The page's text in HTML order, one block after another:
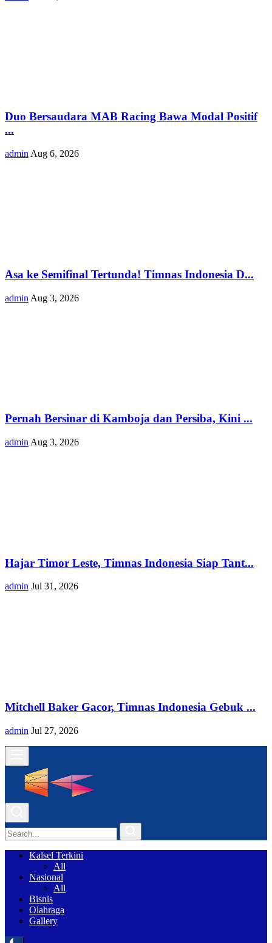
Duo Bersaudara MAB Racing Bawa Modal Positif
...
admin Aug 6, 2026
Asa ke Semifinal Tertunda! Timnas Indonesia D...
admin Aug 3, 2026
Pernah Bersinar di Kamboja dan Persiba, Kini ...
admin Aug 3, 2026
Hajar Timor Leste, Timnas Indonesia Siap Tant...
admin Jul 31, 2026
Mitchell Baker Gacor, Timnas Indonesia Gebuk ...
admin Jul 27, 2026
Kalsel Terkini
All
Nasional
All
Bisnis
Olahraga
Gallery